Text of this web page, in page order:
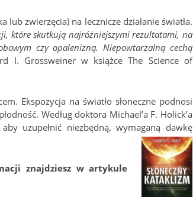
zwierzęcia) na lecznicze działanie światła.
które skutkują najróżniejszymi rezultatami, na
czy opalenizną. Niepowtarzalną cechą
I. Grossweiner w książce The Science of
Ekspozycja na światło słoneczne podnosi
Według doktora Michael’a F. Holick’a
uzupełnić niezbędną, wymaganą dawkę
znajdziesz w artykule